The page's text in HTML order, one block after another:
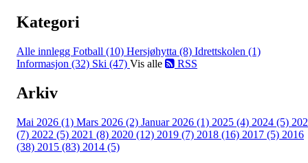
Kategori
Alle innlegg Fotball (10) Hersjøhytta (8) Idrettskolen (1)
Informasjon (32) Ski (47) Vis alle RSS
Arkiv
Mai 2026 (1) Mars 2026 (2) Januar 2026 (1) 2025 (4) 2024 (5)
(7) 2022 (5) 2021 (8) 2020 (12) 2019 (7) 2018 (16) 2017 (5) 2016
(38) 2015 (83) 2014 (5)